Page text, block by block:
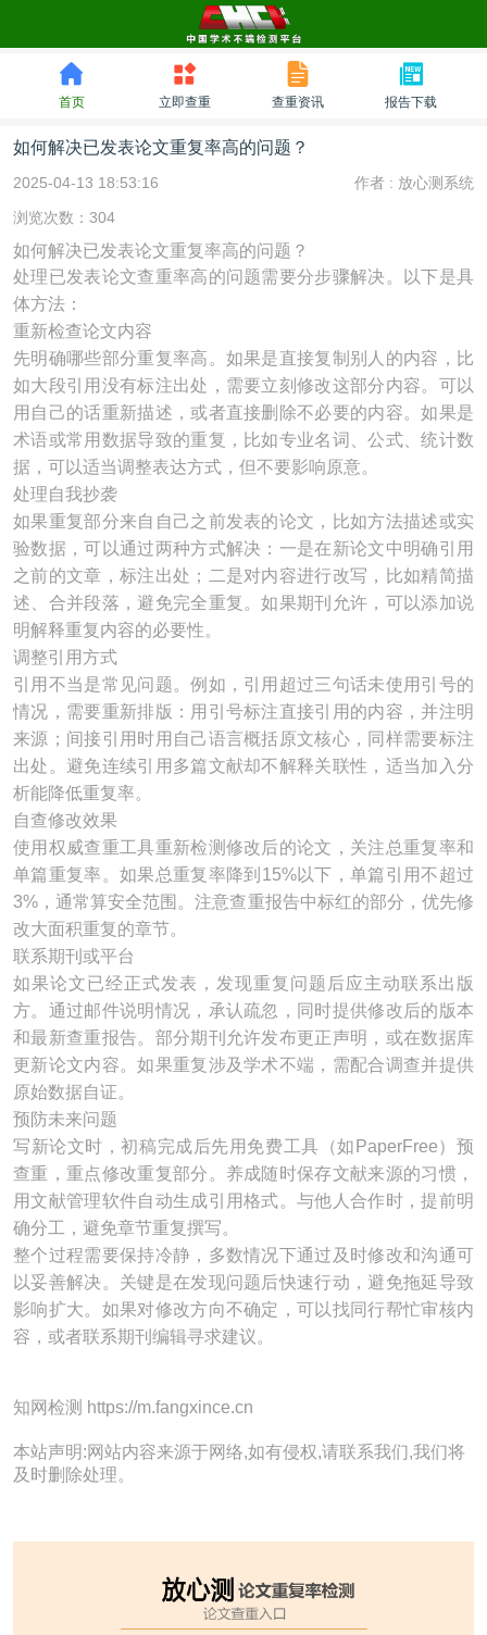
首页 立即查重 查重资讯 报告下载
如何解决已发表论文重复率高的问题？
2025-04-13 18:53:16 作者 : 放心测系统
浏览次数：304
如何解决已发表论文重复率高的问题？
处理已发表论文查重率高的问题需要分步骤解决。以下是具
体方法：
重新检查论文内容
先明确哪些部分重复率高。如果是直接复制别人的内容，比
如大段引用没有标注出处，需要立刻修改这部分内容。可以
用自己的话重新描述，或者直接删除不必要的内容。如果是
术语或常用数据导致的重复，比如专业名词、公式、统计数
据，可以适当调整表达方式，但不要影响原意。
处理自我抄袭
如果重复部分来自自己之前发表的论文，比如方法描述或实
验数据，可以通过两种方式解决：一是在新论文中明确引用
之前的文章，标注出处；二是对内容进行改写，比如精简描
述、合并段落，避免完全重复。如果期刊允许，可以添加说
明解释重复内容的必要性。
调整引用方式
引用不当是常见问题。例如，引用超过三句话未使用引号的
情况，需要重新排版：用引号标注直接引用的内容，并注明
来源；间接引用时用自己语言概括原文核心，同样需要标注
出处。避免连续引用多篇文献却不解释关联性，适当加入分
析能降低重复率。
自查修改效果
使用权威查重工具重新检测修改后的论文，关注总重复率和
单篇重复率。如果总重复率降到15%以下，单篇引用不超过
3%，通常算安全范围。注意查重报告中标红的部分，优先修
改大面积重复的章节。
联系期刊或平台
如果论文已经正式发表，发现重复问题后应主动联系出版
方。通过邮件说明情况，承认疏忽，同时提供修改后的版本
和最新查重报告。部分期刊允许发布更正声明，或在数据库
更新论文内容。如果重复涉及学术不端，需配合调查并提供
原始数据自证。
预防未来问题
写新论文时，初稿完成后先用免费工具（如PaperFree）预
查重，重点修改重复部分。养成随时保存文献来源的习惯，
用文献管理软件自动生成引用格式。与他人合作时，提前明
确分工，避免章节重复撰写。
整个过程需要保持冷静，多数情况下通过及时修改和沟通可
以妥善解决。关键是在发现问题后快速行动，避免拖延导致
影响扩大。如果对修改方向不确定，可以找同行帮忙审核内
容，或者联系期刊编辑寻求建议。
知网检测 https://m.fangxince.cn
本站声明:网站内容来源于网络,如有侵权,请联系我们,我们将
及时删除处理。